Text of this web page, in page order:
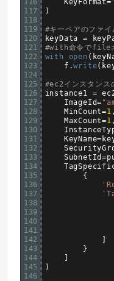
116
117
118
119
120
121
122
123
124
125
126
127
128
129
130
131
132
133
134
135
136
137
138
139
140
141
142
143
144
145
146
KeyFormat=
)
#キーペアのファイ
keyData
=
#with命令でfileオ
with open (
f .write(
#ec2インスタンス
instance1
=
ImageId=
MinCount=1 ,
MaxCount=1 ,
KeyName=
SubnetId=
{
]
}
]
)